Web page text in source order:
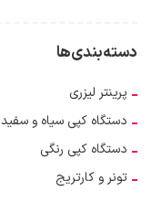
دسته‌بندی‌ها
پرینتر لیزری
دستگاه کپی سیاه و سفید
دستگاه کپی رنگی
تونر و کارتریج